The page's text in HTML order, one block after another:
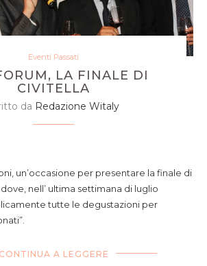
Eventi Passati
LA FINALE DI
CIVITELLA
da Redazione Witaly
un’occasione per presentare la finale di
nell’ ultima settimana di luglio
tutte le degustazioni per
CONTINUA A LEGGERE